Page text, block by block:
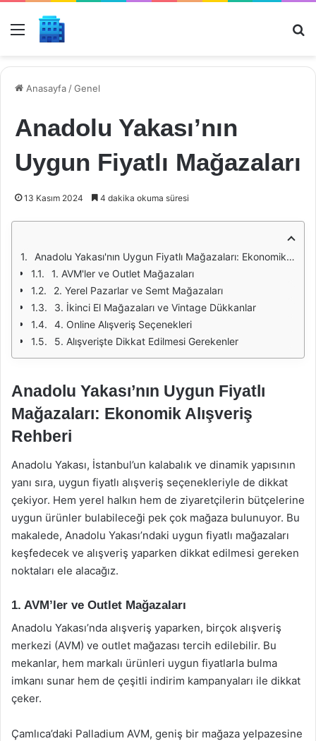
Menü
Anasayfa /Genel
Anadolu Yakası’nın
Uygun Fiyatlı Mağazaları
13 Kasım 2024 4 dakika okuma süresi
Anadolu Yakası'nın Uygun Fiyatlı Mağazaları: Ekonomik Alışveriş Rehberi
1. AVM'ler ve Outlet Mağazaları
2. Yerel Pazarlar ve Semt Mağazaları
3. İkinci El Mağazaları ve Vintage Dükkanlar
4. Online Alışveriş Seçenekleri
5. Alışverişte Dikkat Edilmesi Gerekenler
Anadolu Yakası’nın Uygun Fiyatlı
Mağazaları: Ekonomik Alışveriş
Rehberi
Anadolu Yakası, İstanbul’un kalabalık ve dinamik yapısının
yanı sıra, uygun fiyatlı alışveriş seçenekleriyle de dikkat
çekiyor. Hem yerel halkın hem de ziyaretçilerin bütçelerine
uygun ürünler bulabileceği pek çok mağaza bulunuyor. Bu
makalede, Anadolu Yakası’ndaki uygun fiyatlı mağazaları
keşfedecek ve alışveriş yaparken dikkat edilmesi gereken
noktaları ele alacağız.
1. AVM’ler ve Outlet Mağazaları
Anadolu Yakası’nda alışveriş yaparken, birçok alışveriş
merkezi (AVM) ve outlet mağazası tercih edilebilir. Bu
mekanlar, hem markalı ürünleri uygun fiyatlarla bulma
imkanı sunar hem de çeşitli indirim kampanyaları ile dikkat
çeker.
Çamlıca’daki Palladium AVM, geniş bir mağaza yelpazesine